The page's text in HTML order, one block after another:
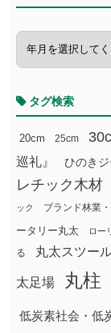
タグ検索
20cm 25cm
巡礼』
ひのき
レチック木材
ック ブランド林業
ータリー丸太
ロー
る
丸太スツー
太足場 丸柱
低炭素社会・低